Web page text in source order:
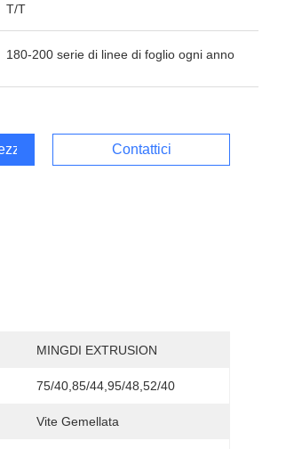
T/T
180-200 serie di linee di foglio ogni anno
Contattici
MINGDI EXTRUSION
75/40,85/44,95/48,52/40
Vite Gemellata